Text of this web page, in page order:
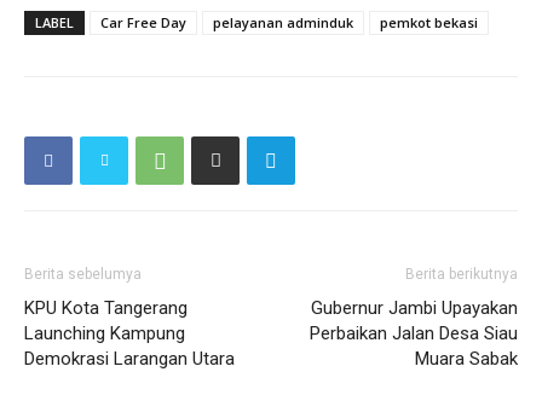
LABEL Car Free Day pelayanan adminduk pemkot bekasi
Berita sebelumya
KPU Kota Tangerang
Launching Kampung
Demokrasi Larangan Utara
Berita berikutnya
Gubernur Jambi Upayakan
Perbaikan Jalan Desa Siau
Muara Sabak